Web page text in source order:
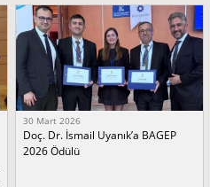
30 Mart 2026
Doç. Dr. İsmail Uyanık’a BAGEP
2026 Ödülü